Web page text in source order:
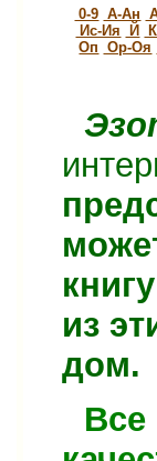
0-9 А-Ан
Ис-Ия
Й
Оп Ор-Оя
из
дом.